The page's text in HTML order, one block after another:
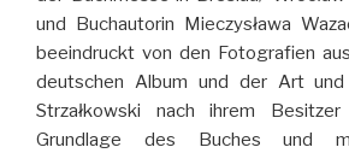
und Buchautorin Mieczysława
beeindruckt von den Fotografien
deutschen Album und der Art
Strzałkowski nach ihrem
Grundlage des Buches und